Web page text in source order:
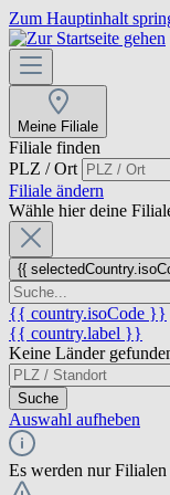
Zum Hauptinhalt
Meine Filiale
Filiale finden
PLZ / Ort
Filiale ändern
Wähle hier deine
{{
{{ country.isoCode }}
{{ country.label }}
Keine Länder
Suche
Auswahl aufheben
Es werden nur